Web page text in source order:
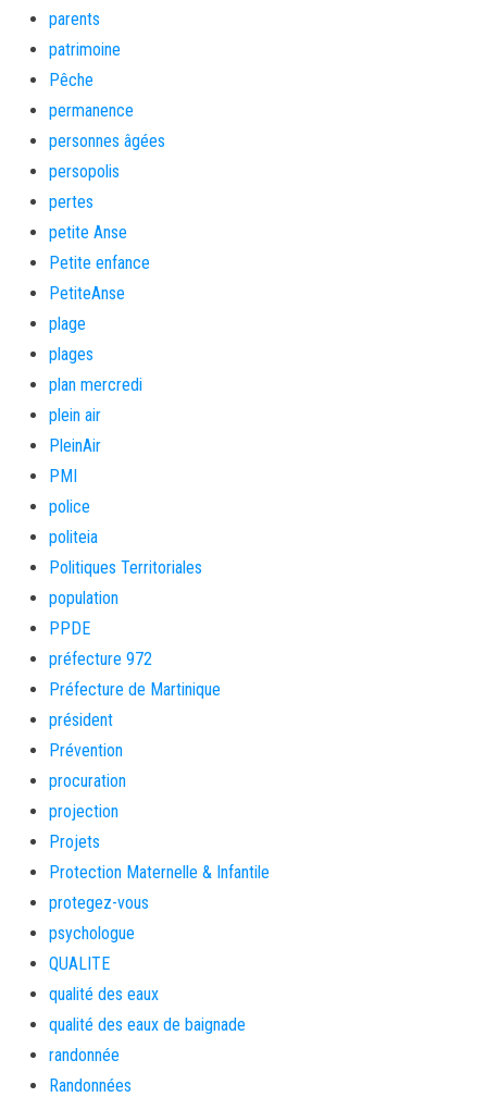
parents
patrimoine
Pêche
permanence
personnes âgées
persopolis
pertes
petite Anse
Petite enfance
PetiteAnse
plage
plages
plan mercredi
plein air
PleinAir
PMI
police
politeia
Politiques Territoriales
population
PPDE
préfecture 972
Préfecture de Martinique
président
Prévention
procuration
projection
Projets
Protection Maternelle & Infantile
protegez-vous
psychologue
QUALITE
qualité des eaux
qualité des eaux de baignade
randonnée
Randonnées